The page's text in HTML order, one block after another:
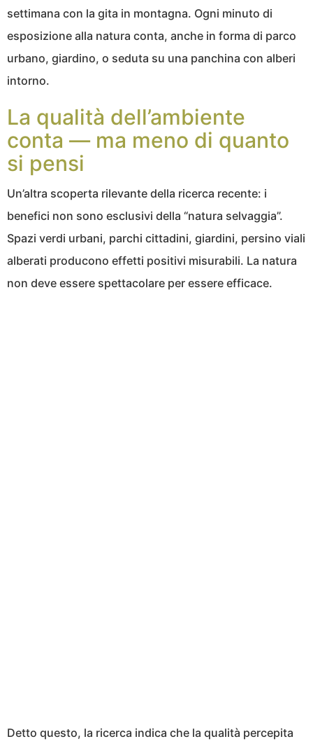
settimana con la gita in montagna. Ogni minuto di
esposizione alla natura conta, anche in forma di parco
urbano, giardino, o seduta su una panchina con alberi
intorno.
La qualità dell’ambiente
conta — ma meno di quanto
si pensi
Un’altra scoperta rilevante della ricerca recente: i
benefici non sono esclusivi della “natura selvaggia”.
Spazi verdi urbani, parchi cittadini, giardini, persino viali
alberati producono effetti positivi misurabili. La natura
non deve essere spettacolare per essere efficace.
Detto questo, la ricerca indica che la qualità percepita